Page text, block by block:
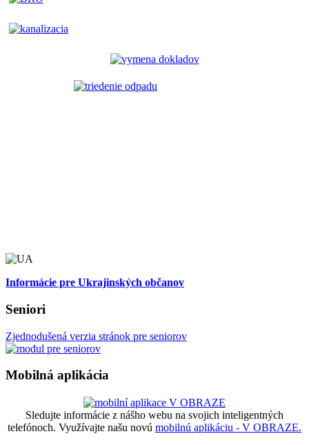
Informácie pre Ukrajinských občanov
Seniori
Zjednodušená verzia stránok pre seniorov
Mobilná aplikácia
Sledujte informácie z nášho webu na svojich inteligentných
telefónoch. Využívajte našu novú mobilnú aplikáciu - V OBRAZE.